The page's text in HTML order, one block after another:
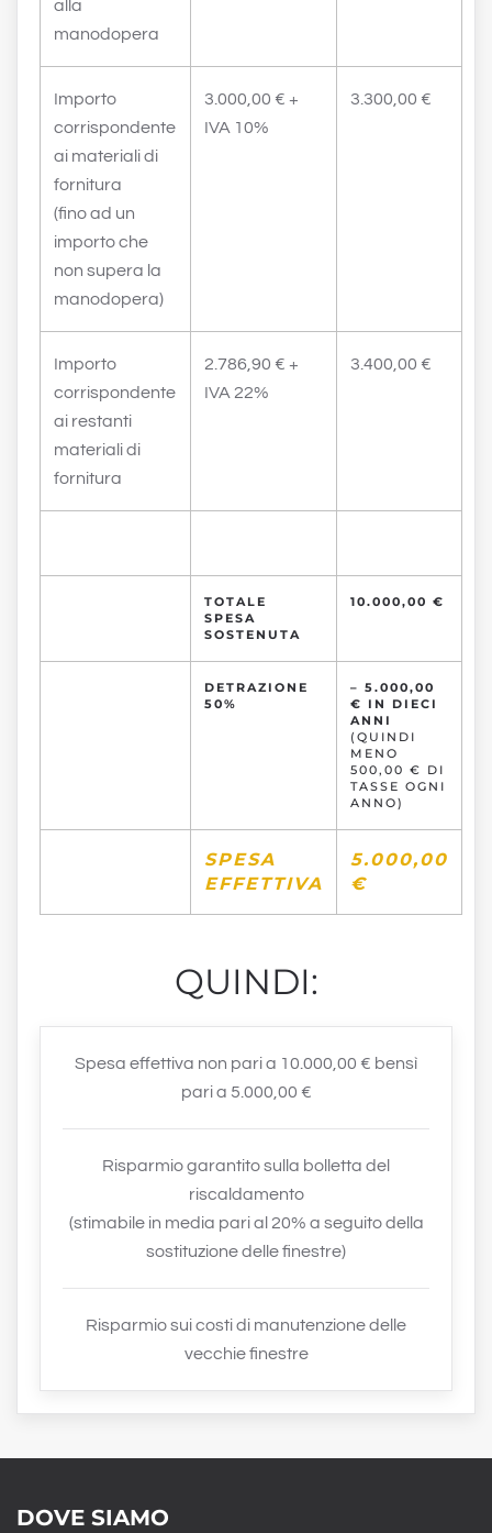
alla
manodopera
Importo
corrispondente
ai materiali di
fornitura
(fino ad un
importo che
non supera la
manodopera)
3.000,00 € +
IVA 10%
3.300,00 €
Importo
corrispondente
ai restanti
materiali di
fornitura
2.786,90 € +
IVA 22%
3.400,00 €
TOTALE
SPESA
SOSTENUTA
10.000,00 €
DETRAZIONE
50%
– 5.000,00
€ IN DIECI
ANNI
(QUINDI
MENO
500,00 € DI
TASSE OGNI
ANNO)
SPESA
EFFETTIVA
5.000,00
€
QUINDI:
Spesa effettiva non pari a 10.000,00 € bensì
pari a 5.000,00 €
Risparmio garantito sulla bolletta del
riscaldamento
(stimabile in media pari al 20% a seguito della
sostituzione delle finestre)
Risparmio sui costi di manutenzione delle
vecchie finestre
DOVE SIAMO